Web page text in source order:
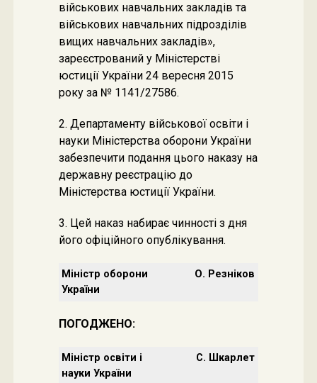
військових навчальних закладів та
військових навчальних підрозділів
вищих навчальних закладів»,
зареєстрований у Міністерстві
юстиції України 24 вересня 2015
року за № 1141/27586.
2. Департаменту військової освіти і
науки Міністерства оборони України
забезпечити подання цього наказу на
державну реєстрацію до
Міністерства юстиції України.
3. Цей наказ набирає чинності з дня
його офіційного опублікування.
Міністр оборони
України
О. Резніков
ПОГОДЖЕНО:
Міністр освіти і
науки України
С. Шкарлет